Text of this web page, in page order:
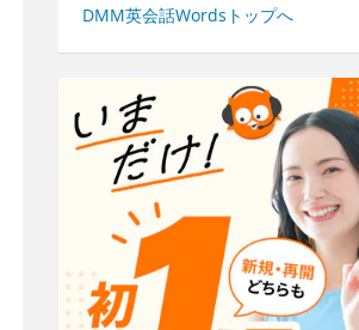
DMM英会話Wordsトップへ